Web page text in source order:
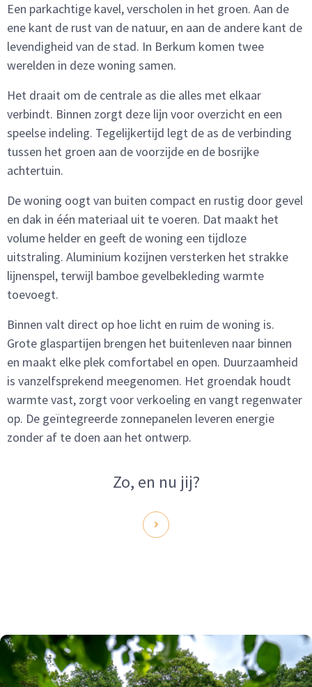
Een parkachtige kavel, verscholen in het groen. Aan de
ene kant de rust van de natuur, en aan de andere kant de
levendigheid van de stad. In Berkum komen twee
werelden in deze woning samen.
Het draait om de centrale as die alles met elkaar
verbindt. Binnen zorgt deze lijn voor overzicht en een
speelse indeling. Tegelijkertijd legt de as de verbinding
tussen het groen aan de voorzijde en de bosrijke
achtertuin.
De woning oogt van buiten compact en rustig door gevel
en dak in één materiaal uit te voeren. Dat maakt het
volume helder en geeft de woning een tijdloze
uitstraling. Aluminium kozijnen versterken het strakke
lijnenspel, terwijl bamboe gevelbekleding warmte
toevoegt.
Binnen valt direct op hoe licht en ruim de woning is.
Grote glaspartijen brengen het buitenleven naar binnen
en maakt elke plek comfortabel en open. Duurzaamheid
is vanzelfsprekend meegenomen. Het groendak houdt
warmte vast, zorgt voor verkoeling en vangt regenwater
op. De geïntegreerde zonnepanelen leveren energie
zonder af te doen aan het ontwerp.
Zo, en nu jij?